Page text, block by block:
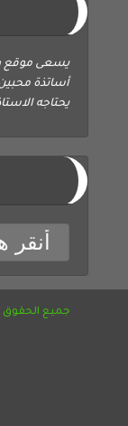
يسعى موقع
أساتذة
يحتاجه
جميع